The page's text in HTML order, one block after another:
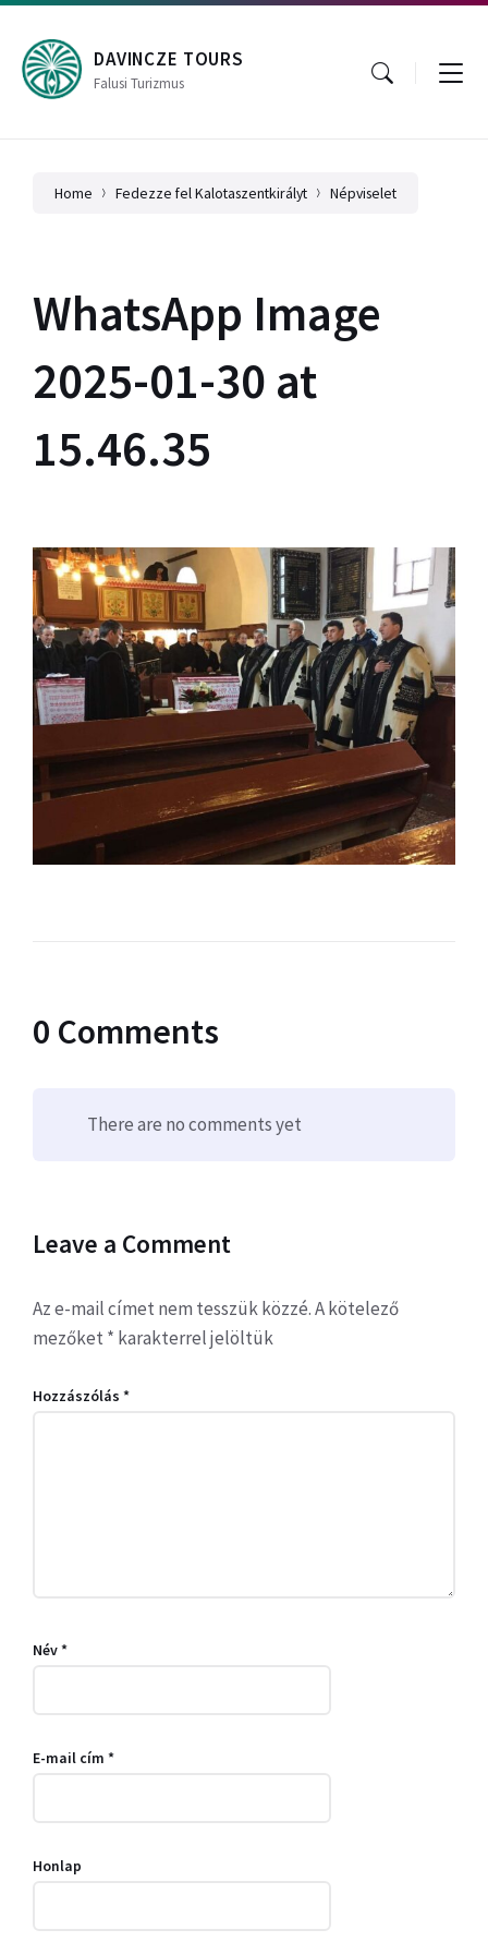
Skip
content
Skip
main
navigation
Skip
footer
DAVINCZE TOURS
Falusi Turizmus
Home Fedezze fel Kalotaszentkirályt Népviselet
WhatsApp Image
2025-01-30 at
15.46.35
0 Comments
There are no comments yet
Leave a Comment
Az e-mail címet nem tesszük közzé.A kötelező
mezőket * karakterrel jelöltük
Hozzászólás *
Név*
E-mail cím *
Honlap